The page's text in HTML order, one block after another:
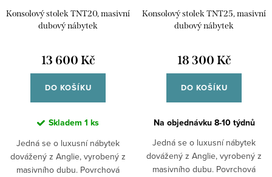
Konsolový stolek TNT20, masivní
dubový nábytek
13 600 Kč
DO KOŠÍKU
Skladem 1 ks
Jedná se o luxusní nábytek
dovážený z Anglie, vyrobený z
masivního dubu. Povrchová
Konsolový stolek TNT25, masivní
dubový nábytek
18 300 Kč
DO KOŠÍKU
Na objednávku 8-10 týdnů
Jedná se o luxusní nábytek
dovážený z Anglie, vyrobený z
masivního dubu. Povrchová